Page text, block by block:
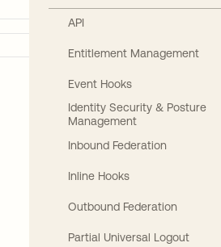
API
Entitlement Management
Event Hooks
Identity Security & Posture
Management
Inbound Federation
Inline Hooks
Outbound Federation
Partial Universal Logout